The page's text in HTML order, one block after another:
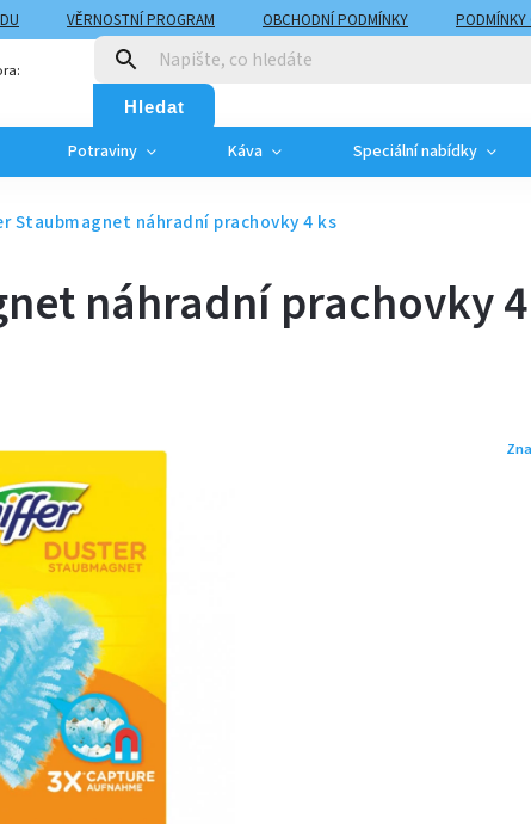
VĚRNOSTNÍ PROGRAM OBCHODNÍ PODMÍNKY
PODMÍNKY
MOJE OBJEDNÁVKA
Hledat
Potraviny Káva Speciální nabídky
Staubmagnet náhradní prachovky 4 ks
náhradní prachovky